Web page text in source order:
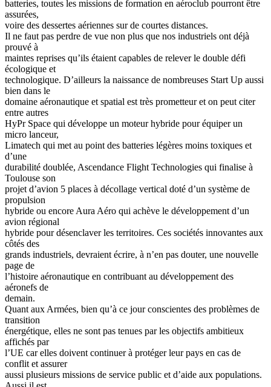
batteries, toutes les missions de formation en aéroclub pourront être
assurées,
voire des dessertes aériennes sur de courtes distances.
Il ne faut pas perdre de vue non plus que nos industriels ont déjà
prouvé à
maintes reprises qu’ils étaient capables de relever le double défi
écologique et
technologique. D’ailleurs la naissance de nombreuses Start Up aussi
bien dans le
domaine aéronautique et spatial est très prometteur et on peut citer
entre autres
HyPr Space qui développe un moteur hybride pour équiper un
micro lanceur,
Limatech qui met au point des batteries légères moins toxiques et
d’une
durabilité doublée, Ascendance Flight Technologies qui finalise à
Toulouse son
projet d’avion 5 places à décollage vertical doté d’un système de
propulsion
hybride ou encore Aura Aéro qui achève le développement d’un
avion régional
hybride pour désenclaver les territoires. Ces sociétés innovantes aux
côtés des
grands industriels, devraient écrire, à n’en pas douter, une nouvelle
page de
l’histoire aéronautique en contribuant au développement des
aéronefs de
demain.
Quant aux Armées, bien qu’à ce jour conscientes des problèmes de
transition
énergétique, elles ne sont pas tenues par les objectifs ambitieux
affichés par
l’UE car elles doivent continuer à protéger leur pays en cas de
conflit et assurer
aussi plusieurs missions de service public et d’aide aux populations.